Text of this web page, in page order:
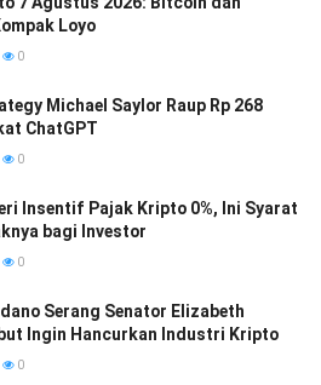
Loyo
0
Michael Saylor Raup Rp 268
ChatGPT
0
Insentif Pajak Kripto 0%, Ini Syarat
bagi Investor
0
Serang Senator Elizabeth
Ingin Hancurkan Industri Kripto
0